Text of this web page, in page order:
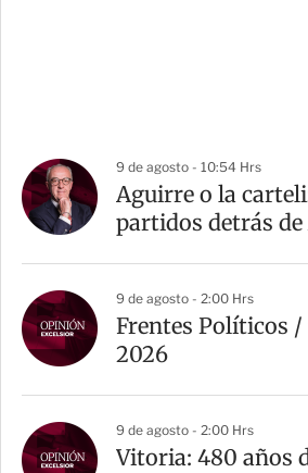
9 de agosto - 10:54 Hrs
Aguirre o la
partidos detrás
9 de agosto - 2:00 Hrs
Frentes Políticos /
2026
9 de agosto - 2:00 Hrs
Vitoria: 480 años